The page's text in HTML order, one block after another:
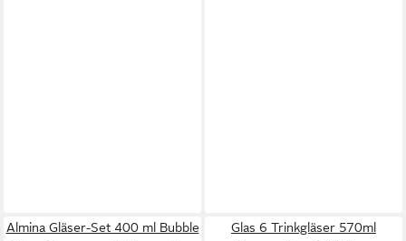
Almina Gläser-Set 400 ml Bubble
Glas 6 Trinkgläser 570ml